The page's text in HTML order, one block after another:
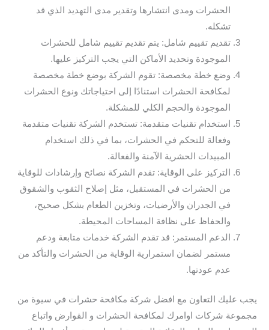
الحشرات ومدى انتشارها وتقدير مدى التهديد الذي قد
تشكله.
تقديم تقييم شامل: يتم تقديم تقييم شامل للحشرات
الموجودة وتحديد الأماكن التي يجب التركيز عليها.
وضع خطة مخصصة: تقوم الشركة بوضع خطة مخصصة
لمكافحة الحشرات استنادًا إلى احتياجاتك ونوع الحشرات
الموجودة والحجم الكلي للمشكلة.
استخدام تقنيات متقدمة: تستخدم الشركة تقنيات متقدمة
وفعالة للتحكم في الحشرات، بما في ذلك استخدام
المبيدات الحشرية الآمنة والفعالة.
التركيز على الوقاية: تقدم الشركة نصائح وإرشادات للوقاية
من الحشرات في المستقبل، مثل إصلاح الثقوب والشقوق
في الجدران والأرضيات، وتخزين الطعام بشكل صحيح،
والحفاظ على نظافة المساحات المحيطة.
الدعم المستمر: قد تقدم الشركة خدمات متابعة ودعم
مستمر لضمان استمرارية الوقاية من الحشرات والتأكد من
عدم عودتها.
يجب عليك التعاون مع افضل شركة مكافحة حشرات في سيوة من
مجموعة شركات اوامرك لمكافحة الحشرات و القوارض واتباع